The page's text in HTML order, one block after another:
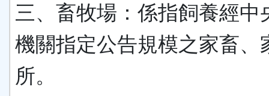
三、畜牧場：係指飼養經中
機關指定公告規模之家畜、
所。